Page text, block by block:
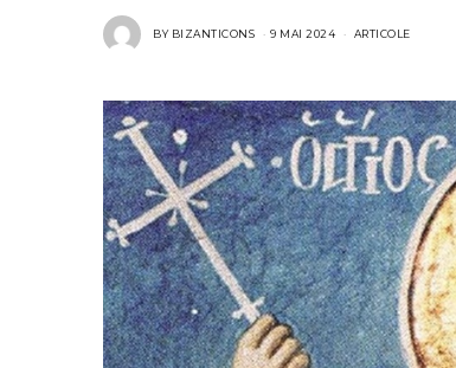
BY BIZANTICONS 9 MAI 2024
0
2
4
ARTICOLE